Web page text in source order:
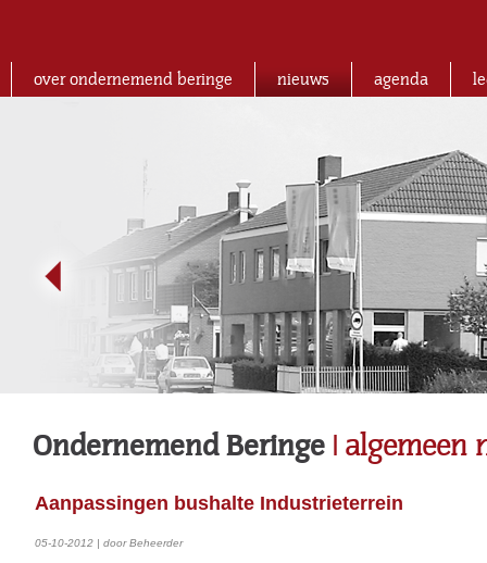
over ondernemend beringe nieuws agenda
Ondernemend Beringe | algemeen
Aanpassingen bushalte Industrieterrein
05-10-2012 | door Beheerder